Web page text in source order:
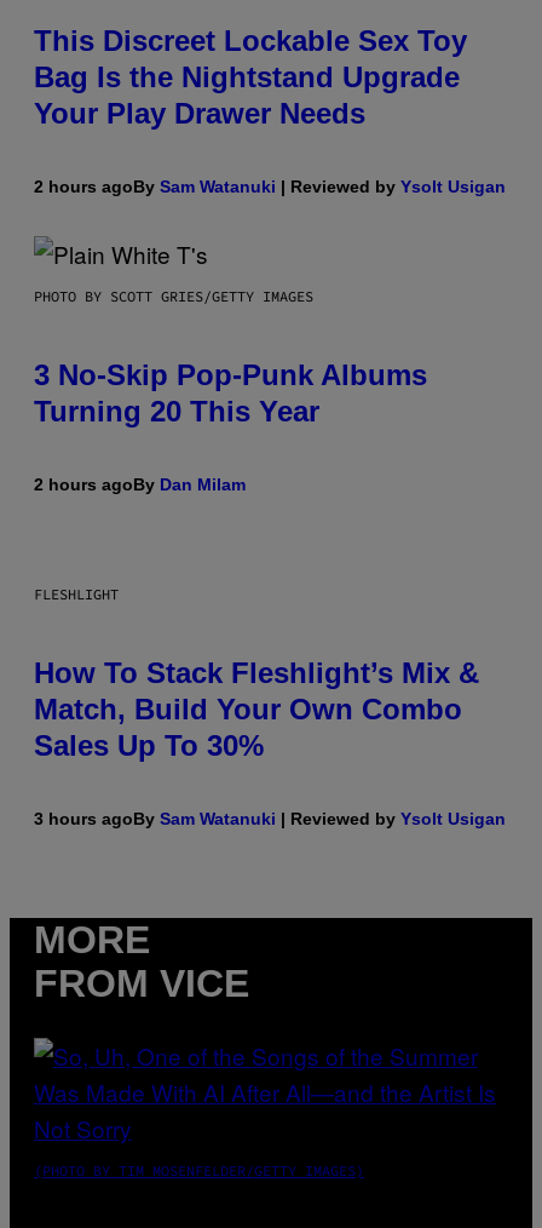
This Discreet Lockable Sex Toy
Bag Is the Nightstand Upgrade
Your Play Drawer Needs
2 hours agoBy Sam Watanuki | Reviewed by Ysolt Usigan
PHOTO BY SCOTT GRIES/GETTY IMAGES
3 No-Skip Pop-Punk Albums
Turning 20 This Year
2 hours agoBy Dan Milam
FLESHLIGHT
How To Stack Fleshlight’s Mix &
Match, Build Your Own Combo
Sales Up To 30%
3 hours agoBy Sam Watanuki | Reviewed by Ysolt Usigan
MORE
FROM VICE
(PHOTO BY TIM MOSENFELDER/GETTY IMAGES)